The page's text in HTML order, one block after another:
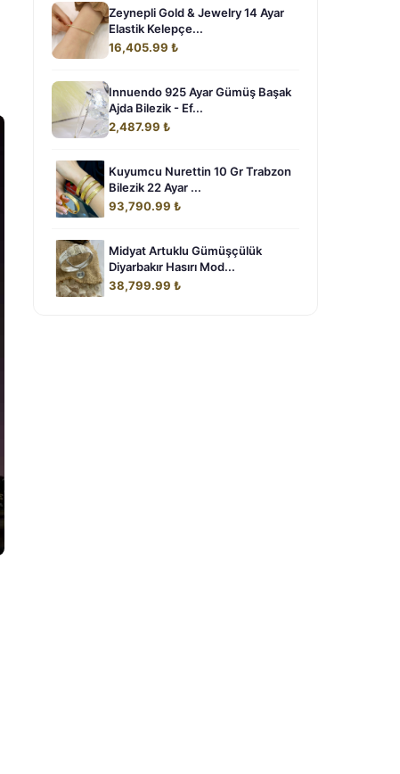
Zeynepli Gold & Jewelry 14 Ayar
Elastik Kelepçe...
16,405.99 ₺
Innuendo 925 Ayar Gümüş Başak
Ajda Bilezik - Ef...
2,487.99 ₺
Kuyumcu Nurettin 10 Gr Trabzon
Bilezik 22 Ayar ...
93,790.99 ₺
Midyat Artuklu Gümüşçülük
Diyarbakır Hasırı Mod...
38,799.99 ₺